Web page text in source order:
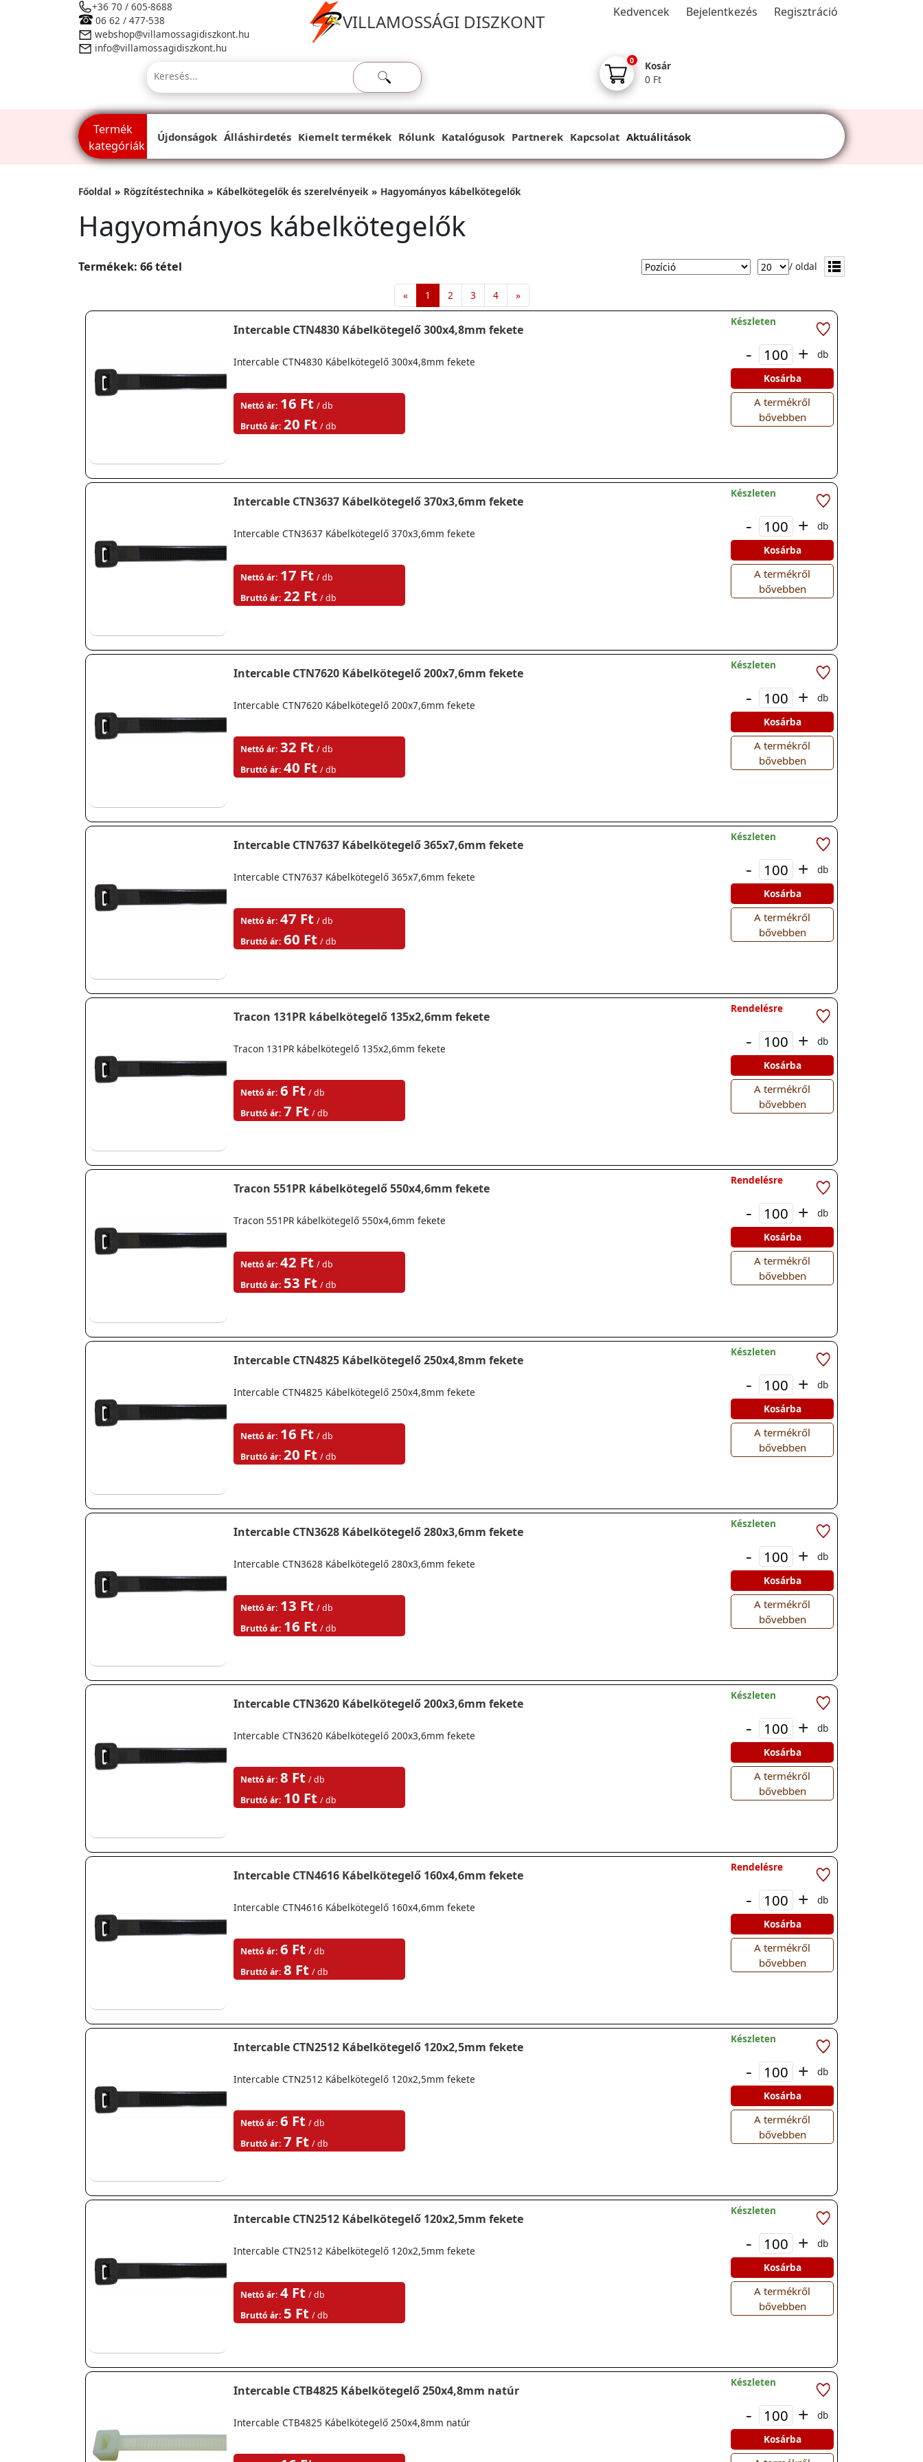
+36 70 / 605-8688
06 62 / 477-538
webshop@villamossagidiszkont.hu
info@villamossagidiszkont.hu
VILLAMOSSÁGI DISZKONT Kedvencek Bejelentkezés Regisztráció
0
Kosár
0 Ft
Termék
kategóriák
Újdonságok Álláshirdetés Kiemelt termékek Rólunk Katalógusok Partnerek Kapcsolat Aktuálitások
Főoldal Rögzítéstechnika Kábelkötegelők és szerelvényeik Hagyományos kábelkötegelők
Hagyományos kábelkötegelők
Termékek: 66 tétel / oldal
« 1 2 3 4 »
Intercable CTN4830 Kábelkötegelő 300x4,8mm fekete
Intercable CTN4830 Kábelkötegelő 300x4,8mm fekete
Nettó ár: 16 Ft / db
Bruttó ár: 20 Ft / db
Készleten
- +
db
Kosárba
A termékről
bővebben
Intercable CTN3637 Kábelkötegelő 370x3,6mm fekete
Intercable CTN3637 Kábelkötegelő 370x3,6mm fekete
Nettó ár: 17 Ft / db
Bruttó ár: 22 Ft / db
Készleten
- +
db
Kosárba
A termékről
bővebben
Intercable CTN7620 Kábelkötegelő 200x7,6mm fekete
Intercable CTN7620 Kábelkötegelő 200x7,6mm fekete
Nettó ár: 32 Ft / db
Bruttó ár: 40 Ft / db
Készleten
- +
db
Kosárba
A termékről
bővebben
Intercable CTN7637 Kábelkötegelő 365x7,6mm fekete
Intercable CTN7637 Kábelkötegelő 365x7,6mm fekete
Nettó ár: 47 Ft / db
Bruttó ár: 60 Ft / db
Készleten
- +
db
Kosárba
A termékről
bővebben
Tracon 131PR kábelkötegelő 135x2,6mm fekete
Tracon 131PR kábelkötegelő 135x2,6mm fekete
Nettó ár: 6 Ft / db
Bruttó ár: 7 Ft / db
Rendelésre
- +
db
Kosárba
A termékről
bővebben
Tracon 551PR kábelkötegelő 550x4,6mm fekete
Tracon 551PR kábelkötegelő 550x4,6mm fekete
Nettó ár: 42 Ft / db
Bruttó ár: 53 Ft / db
Rendelésre
- +
db
Kosárba
A termékről
bővebben
Intercable CTN4825 Kábelkötegelő 250x4,8mm fekete
Intercable CTN4825 Kábelkötegelő 250x4,8mm fekete
Nettó ár: 16 Ft / db
Bruttó ár: 20 Ft / db
Készleten
- +
db
Kosárba
A termékről
bővebben
Intercable CTN3628 Kábelkötegelő 280x3,6mm fekete
Intercable CTN3628 Kábelkötegelő 280x3,6mm fekete
Nettó ár: 13 Ft / db
Bruttó ár: 16 Ft / db
Készleten
- +
db
Kosárba
A termékről
bővebben
Intercable CTN3620 Kábelkötegelő 200x3,6mm fekete
Intercable CTN3620 Kábelkötegelő 200x3,6mm fekete
Nettó ár: 8 Ft / db
Bruttó ár: 10 Ft / db
Készleten
- +
db
Kosárba
A termékről
bővebben
Intercable CTN4616 Kábelkötegelő 160x4,6mm fekete
Intercable CTN4616 Kábelkötegelő 160x4,6mm fekete
Nettó ár: 6 Ft / db
Bruttó ár: 8 Ft / db
Rendelésre
- +
db
Kosárba
A termékről
bővebben
Intercable CTN2512 Kábelkötegelő 120x2,5mm fekete
Intercable CTN2512 Kábelkötegelő 120x2,5mm fekete
Nettó ár: 6 Ft / db
Bruttó ár: 7 Ft / db
Készleten
- +
db
Kosárba
A termékről
bővebben
Intercable CTN2512 Kábelkötegelő 120x2,5mm fekete
Intercable CTN2512 Kábelkötegelő 120x2,5mm fekete
Nettó ár: 4 Ft / db
Bruttó ár: 5 Ft / db
Készleten
- +
db
Kosárba
A termékről
bővebben
Intercable CTB4825 Kábelkötegelő 250x4,8mm natúr
Intercable CTB4825 Kábelkötegelő 250x4,8mm natúr
Készleten
- +
db
Kosárba